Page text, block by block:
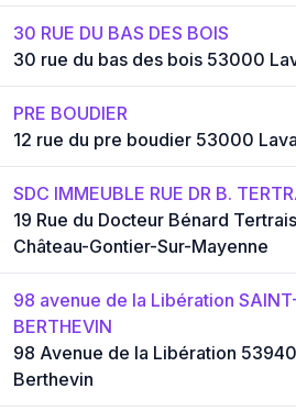
30 RUE DU BAS DES BOIS
30 rue du bas des bois 53000
PRE BOUDIER
12 rue du pre boudier 53000
SDC IMMEUBLE RUE DR B.
19 Rue du Docteur Bénard
Château-Gontier-Sur-Mayenne
98 avenue de la Libération
BERTHEVIN
98 Avenue de la Libération
Berthevin